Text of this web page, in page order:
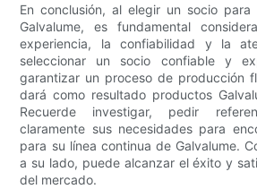
En conclusión, al elegir un socio
Galvalume, es fundamental
experiencia, la confiabilidad y la
seleccionar un socio confiable y
garantizar un proceso de producción
dará como resultado productos
Recuerde investigar, pedir
claramente sus necesidades para
para su línea continua de Galvalume.
a su lado, puede alcanzar el éxito y
del mercado.